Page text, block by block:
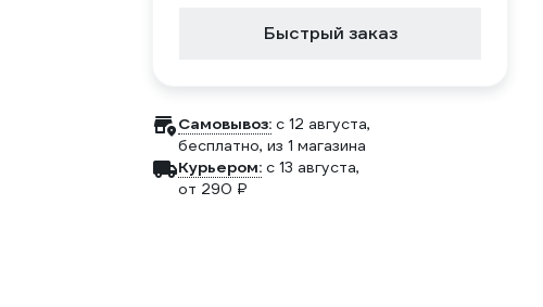
Быстрый заказ
Самовывоз: c 12 августа,
бесплатно, из 1 магазина
Курьером: c 13 августа,
от 290 ₽